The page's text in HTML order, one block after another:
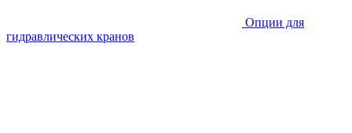
Опции для
гидравлических кранов